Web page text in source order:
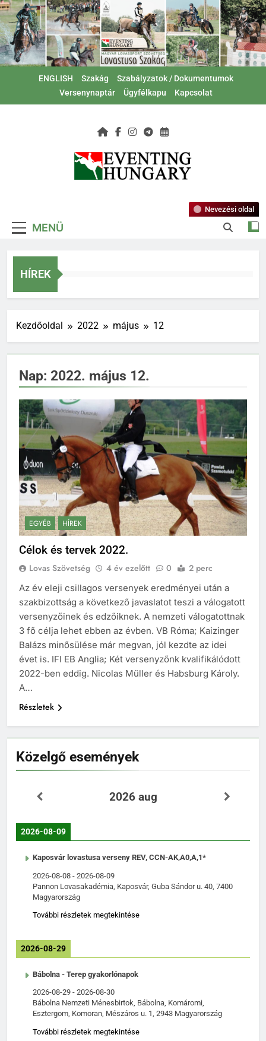
Ugrás
a
tartalomra
ENGLISH Szakág
Szabályzatok / Dokumentumok
Versenynaptár
Ügyfélkapu Kapcsolat
Magyar Lovas
Szövetség –
MENÜ
Nevezési oldal
HÍREK
Kezdőoldal 2022 május 12
Közelgő események
2026 aug
2026-08-09
Kaposvár lovastusa verseny REV, CCN-AK,A0,A,1*
2026-08-08 - 2026-08-09
Pannon Lovasakadémia, Kaposvár, Guba Sándor u. 40, 7400
Magyarország
További részletek megtekintése
2026-08-29
Bábolna - Terep gyakorlónapok
2026-08-29 - 2026-08-30
Bábolna Nemzeti Ménesbirtok, Bábolna, Komáromi,
Esztergom, Komoran, Mészáros u. 1, 2943 Magyarország
További részletek megtekintése
Nap: 2022. május 12.
EGYÉB HÍREK
Célok és tervek 2022.
Lovas Szövetség 4 év ezelőtt 0 2 perc
Az év eleji csillagos versenyek eredményei után a
szakbizottság a következő javaslatot teszi a válogatott
versenyzőinek és edzőiknek. A nemzeti válogatottnak
3 fő célja lehet ebben az évben. VB Róma; Kaizinger
Balázs minősülése már megvan, jól kezdte az idei
évet is. IFI EB Anglia; Két versenyzőnk kvalifikálódott
2022-ben eddig. Nicolas Müller és Habsburg Károly.
A…
Részletek